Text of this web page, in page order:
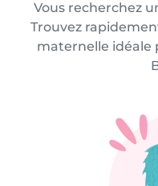
Vous recherchez
Trouvez
maternelle idéale